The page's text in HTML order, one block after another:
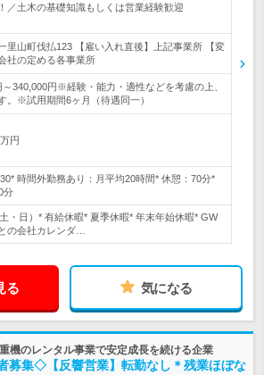
／土木の基礎知識もしくは営業経験歓迎
里山町伐払123 【雇い入れ直後】上記事業所 【変
社の定める各事業所
～340,000円※経験・能力・適性などを考慮の上、
。※試用期間6ヶ月（待遇同一）
円
時間外勤務あり：月平均20時間* 休憩：70分*
分
・日）* 有給休暇* 夏季休暇* 年末年始休暇* GW
の会社カレンダ…
る 気になる
機のレンタル事業で安定成長を続ける企業
募集◇【反響営業】転勤なし＊残業ほぼな